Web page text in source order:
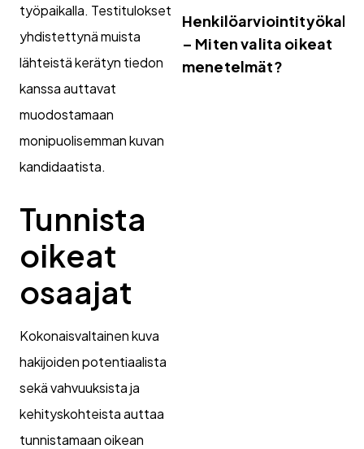
työpaikalla. Testitulokset
yhdistettynä muista
lähteistä kerätyn tiedon
kanssa auttavat
muodostamaan
monipuolisemman kuvan
kandidaatista.
Tunnista
oikeat
osaajat
Kokonaisvaltainen kuva
hakijoiden potentiaalista
sekä vahvuuksista ja
kehityskohteista auttaa
tunnistamaan oikean
Henkilöarviointityökalut
– Miten valita oikeat
menetelmät?